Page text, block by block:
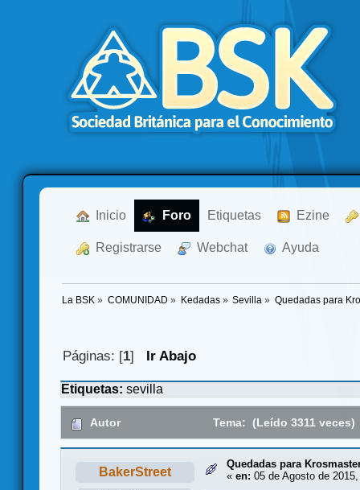
Inicio Foro Etiquetas Ezine
Registrarse Webchat Ayuda
La BSK » COMUNIDAD » Kedadas» Sevilla » Quedadas para
Páginas: [1] Ir Abajo
Etiquetas: sevilla
Autor Tema: (Leído 3311 veces)
BakerStreet
Quedadas para
« en: 05 de Agosto de